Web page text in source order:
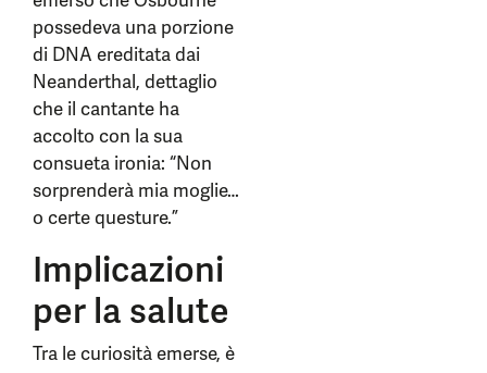
possedeva una porzione
di DNA ereditata dai
Neanderthal, dettaglio
che il cantante ha
accolto con la sua
consueta ironia: “Non
sorprenderà mia moglie…
o certe questure.”
Implicazioni
per la salute
Tra le curiosità emerse, è